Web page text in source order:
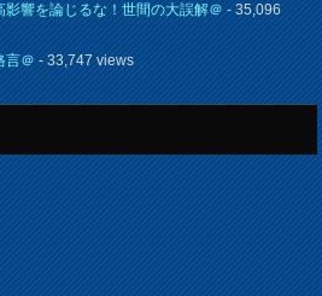
響を論じるな！世間の大誤解＠- 35,096
言＠- 33,747 views